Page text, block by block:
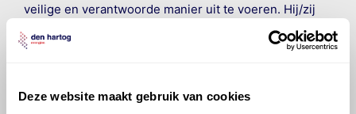
Deze website maakt gebruik van cookies
veilige en verantwoorde manier uit te voeren. Hij/zij
Energies
voor enig verlies, letsel, claim en schade